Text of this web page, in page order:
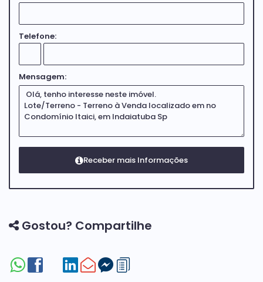
Telefone:
Mensagem:
Gostou? Compartilhe